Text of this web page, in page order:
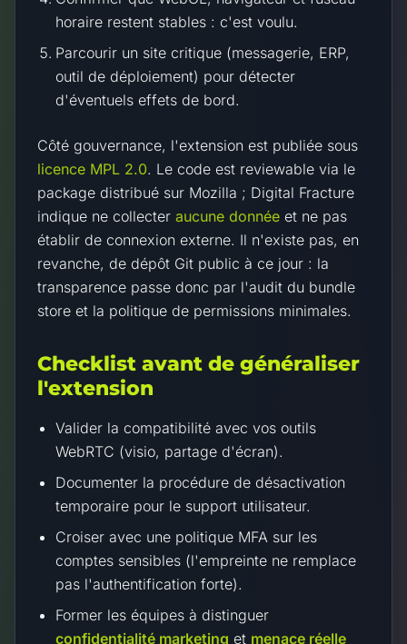
horaire restent stables : c'est voulu.
Parcourir un site critique (messagerie, ERP,
outil de déploiement) pour détecter
d'éventuels effets de bord.
Côté gouvernance, l'extension est publiée sous
licence MPL 2.0. Le code est reviewable via le
package distribué sur Mozilla ; Digital Fracture
indique ne collecter aucune donnée et ne pas
établir de connexion externe. Il n'existe pas, en
revanche, de dépôt Git public à ce jour : la
transparence passe donc par l'audit du bundle
store et la politique de permissions minimales.
Checklist avant de généraliser
l'extension
Valider la compatibilité avec vos outils
WebRTC (visio, partage d'écran).
Documenter la procédure de désactivation
temporaire pour le support utilisateur.
Croiser avec une politique MFA sur les
comptes sensibles (l'empreinte ne remplace
pas l'authentification forte).
Former les équipes à distinguer
confidentialité marketing et menace réelle